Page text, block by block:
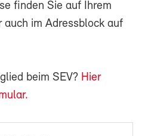
finden Sie auf Ihrem
auch im Adressblock auf
beim SEV? Hier